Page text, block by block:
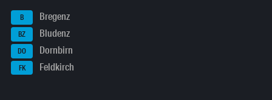
B Bregenz
BZ Bludenz
DO Dornbirn
FK Feldkirch